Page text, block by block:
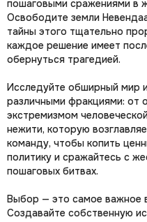
пошаговыми сражениями в
Освободите земли
тайны этого тщательно
каждое решение имеет
обернуться трагедией.
Исследуйте обширный мир
различными фракциями: от
экстремизмом
нежити, которую
команду, чтобы копить
политику и сражайтесь с
пошаговых битвах.
Выбор — это самое важное
Создавайте собственную